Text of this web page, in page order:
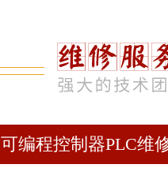
可编程控制器PLC维